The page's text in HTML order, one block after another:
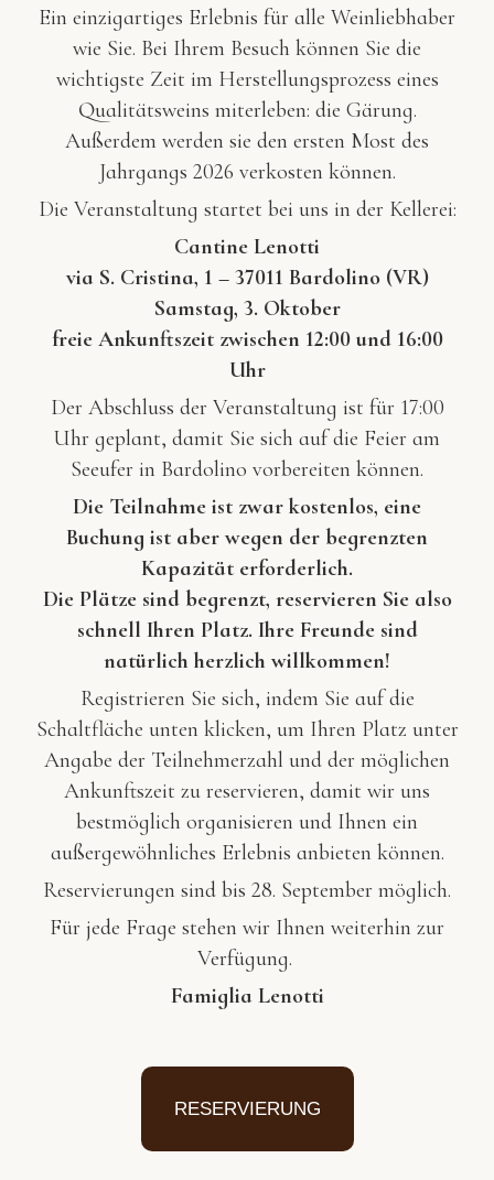
Ein einzigartiges Erlebnis für alle Weinliebhaber
wie Sie. Bei Ihrem Besuch können Sie die
wichtigste Zeit im Herstellungsprozess eines
Qualitätsweins miterleben: die Gärung.
Außerdem werden sie den ersten Most des
Jahrgangs 2026 verkosten können.
Die Veranstaltung startet bei uns in der Kellerei:
Cantine Lenotti
via S. Cristina, 1 – 37011 Bardolino (VR)
Samstag, 3. Oktober
freie Ankunftszeit zwischen 12:00 und 16:00
Uhr
Der Abschluss der Veranstaltung ist für 17:00
Uhr geplant, damit Sie sich auf die Feier am
Seeufer in Bardolino vorbereiten können.
Die Teilnahme ist zwar kostenlos, eine
Buchung ist aber wegen der begrenzten
Kapazität erforderlich.
Die Plätze sind begrenzt, reservieren Sie also
schnell Ihren Platz. Ihre Freunde sind
natürlich herzlich willkommen!
Registrieren Sie sich, indem Sie auf die
Schaltfläche unten klicken, um Ihren Platz unter
Angabe der Teilnehmerzahl und der möglichen
Ankunftszeit zu reservieren, damit wir uns
bestmöglich organisieren und Ihnen ein
außergewöhnliches Erlebnis anbieten können.
Reservierungen sind bis 28. September möglich.
Für jede Frage stehen wir Ihnen weiterhin zur
Verfügung.
Famiglia Lenotti
RESERVIERUNG